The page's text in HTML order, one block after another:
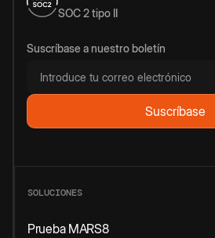
SOC 2 tipo II
Suscríbase a nuestro boletín
SOLUCIONES
Prueba MARS8